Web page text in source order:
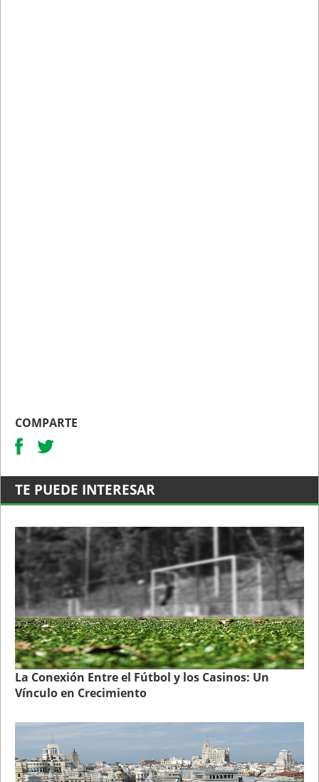
COMPARTE
TE PUEDE INTERESAR
La Conexión Entre el Fútbol y los Casinos: Un
Vínculo en Crecimiento